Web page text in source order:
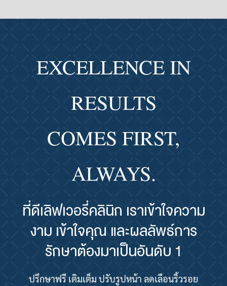
EXCELLENCE IN
RESULTS
COMES FIRST,
ALWAYS.
ที่ดีเลิฟเวอรี่คลินิก เราเข้าใจความ
งาม เข้าใจคุณ และผลลัพธ์การ
รักษาต้องมาเป็นอันดับ 1
ปรึกษาฟรี เติมเต็ม ปรับรูปหน้า ลดเลือนริ้วรอย